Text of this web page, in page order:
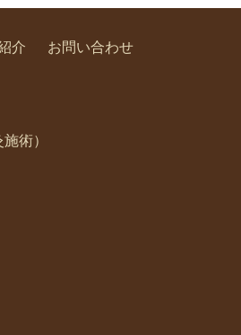
介 お問い合わせ
術）